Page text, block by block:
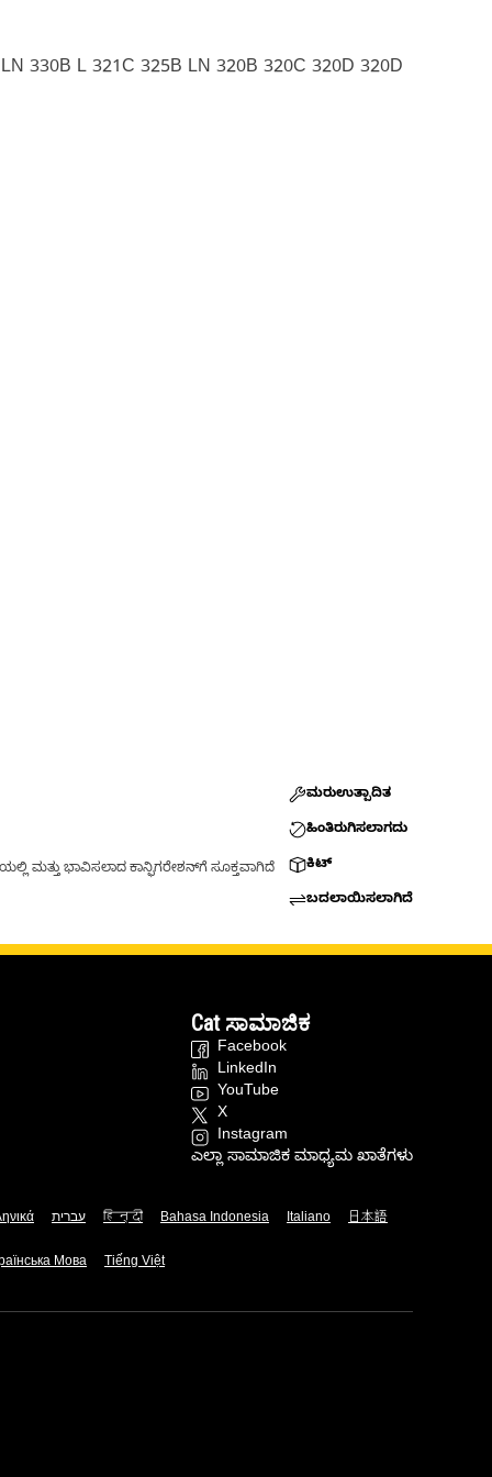
330B L 321C 325B LN 320B 320C 320D 320D
ಮತ್ತು ಭಾವಿಸಲಾದ ಕಾನ್ಫಿಗರೇಶನ್‌ಗೆ ಸೂಕ್ತವಾಗಿದೆ
ಮರುಉತ್ಪಾದಿತ
ಹಿಂತಿರುಗಿಸಲಾಗದು
ಕಿಟ್
ಬದಲಾಯಿಸಲಾಗಿದೆ
Cat ಸಾಮಾಜಿಕ
Facebook
LinkedIn
YouTube
X
Instagram
ಎಲ್ಲಾ ಸಾಮಾಜಿಕ ಮಾಧ್ಯಮ ಖಾತೆಗಳು
עברית हिन्दी Bahasa Indonesia Italiano 日本語
Мова Tiếng Việt